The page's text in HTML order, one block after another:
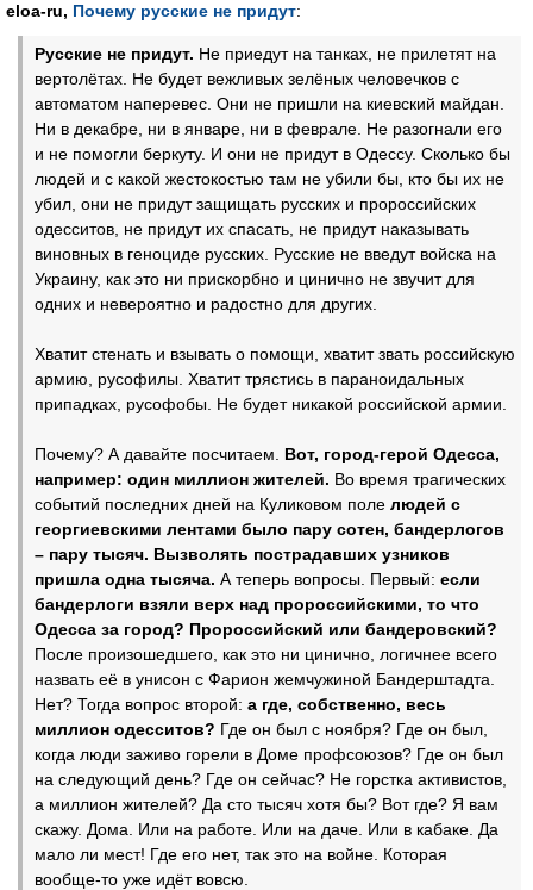
eloa-ru, Почему русские не придут:
Русские не придут. Не приедут на танках, не прилетят на
вертолётах. Не будет вежливых зелёных человечков с
автоматом наперевес. Они не пришли на киевский майдан.
Ни в декабре, ни в январе, ни в феврале. Не разогнали его
и не помогли беркуту. И они не придут в Одессу. Сколько бы
людей и с какой жестокостью там не убили бы, кто бы их не
убил, они не придут защищать русских и пророссийских
одесситов, не придут их спасать, не придут наказывать
виновных в геноциде русских. Русские не введут войска на
Украину, как это ни прискорбно и цинично не звучит для
одних и невероятно и радостно для других.
Хватит стенать и взывать о помощи, хватит звать российскую
армию, русофилы. Хватит трястись в параноидальных
припадках, русофобы. Не будет никакой российской армии.
Почему? А давайте посчитаем. Вот, город-герой Одесса,
например: один миллион жителей. Во время трагических
событий последних дней на Куликовом поле людей с
георгиевскими лентами было пару сотен, бандерлогов
– пару тысяч. Вызволять пострадавших узников
пришла одна тысяча. А теперь вопросы. Первый: если
бандерлоги взяли верх над пророссийскими, то что
Одесса за город? Пророссийский или бандеровский?
После произошедшего, как это ни цинично, логичнее всего
назвать её в унисон с Фарион жемчужиной Бандерштадта.
Нет? Тогда вопрос второй: а где, собственно, весь
миллион одесситов? Где он был с ноября? Где он был,
когда люди заживо горели в Доме профсоюзов? Где он был
на следующий день? Где он сейчас? Не горстка активистов,
а миллион жителей? Да сто тысяч хотя бы? Вот где? Я вам
скажу. Дома. Или на работе. Или на даче. Или в кабаке. Да
мало ли мест! Где его нет, так это на войне. Которая
вообще-то уже идёт вовсю.